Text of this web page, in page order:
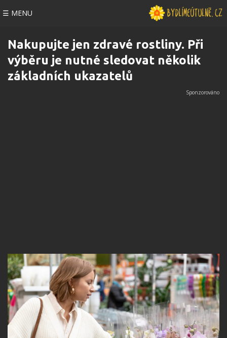
☰ MENU
Nakupujte jen zdravé rostliny. Při
výběru je nutné sledovat několik
základních ukazatelů